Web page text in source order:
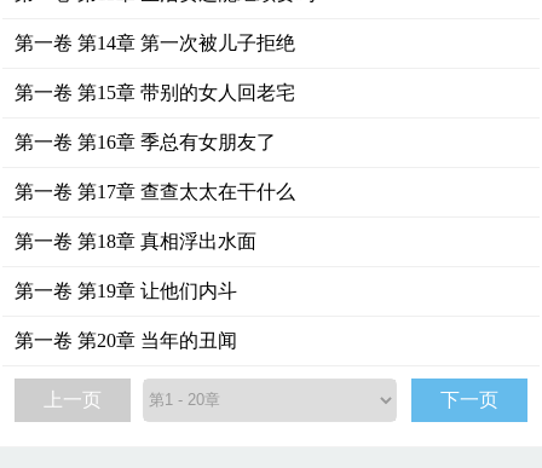
第一卷 第14章 第一次被儿子拒绝
第一卷 第15章 带别的女人回老宅
第一卷 第16章 季总有女朋友了
第一卷 第17章 查查太太在干什么
第一卷 第18章 真相浮出水面
第一卷 第19章 让他们内斗
第一卷 第20章 当年的丑闻
上一页 下一页